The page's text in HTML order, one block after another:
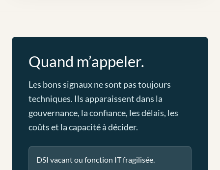
Quand m’appeler.
Les bons signaux ne sont pas toujours
techniques. Ils apparaissent dans la
gouvernance, la confiance, les délais, les
coûts et la capacité à décider.
DSI vacant ou fonction IT fragilisée.